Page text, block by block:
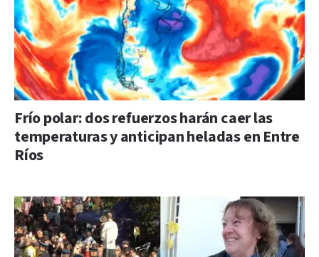
Frío polar: dos refuerzos harán caer las
temperaturas y anticipan heladas en Entre
Ríos